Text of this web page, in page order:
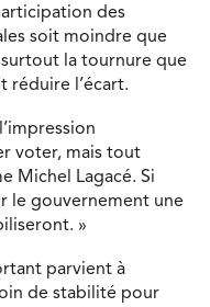
des
soit moindre que
surtout la tournure que
réduire l’écart.
voter, mais tout
Michel Lagacé. Si
le gouvernement une
»
parvient à
de stabilité pour